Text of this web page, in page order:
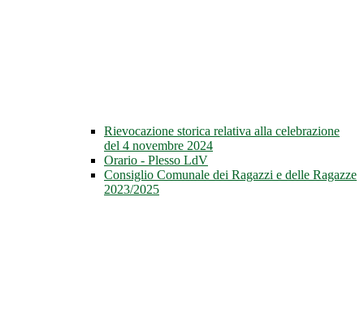
Rievocazione storica relativa alla celebrazione
del 4 novembre 2024
Orario - Plesso LdV
Consiglio Comunale dei Ragazzi e delle Ragazze
2023/2025